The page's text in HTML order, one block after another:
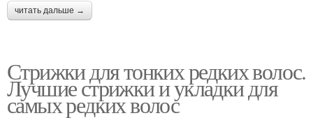
читать дальше →
Стрижки для тонких редких волос.
Лучшие стрижки и укладки для
самых редких волос